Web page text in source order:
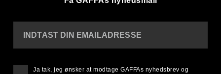
INDTAST DIN EMAILADRESSE
Ja tak, jeg ønsker at modtage GAFFAs nyhedsbrev og